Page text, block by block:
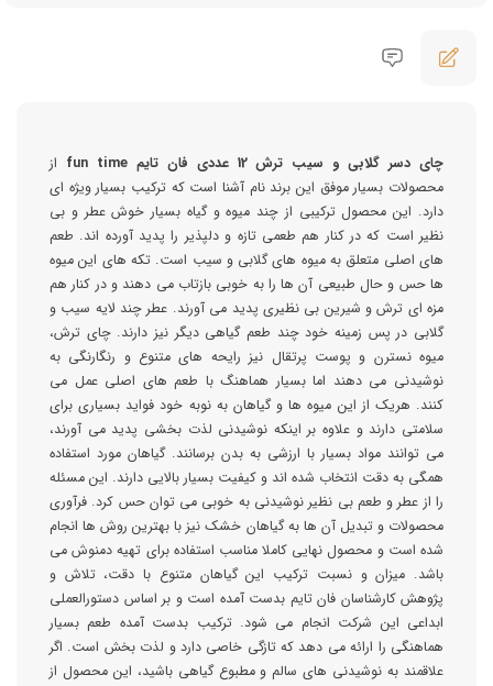
چای دسر گلابی و سیب ترش 12 عددی فان تایم fun time
از
محصولات بسیار موفق این برند نام آشنا است که ترکیب بسیار ویژه ای
دارد. این محصول ترکیبی از چند میوه و گیاه بسیار خوش عطر و بی
نظیر است که در کنار هم طعمی تازه و دلپذیر را پدید آورده اند. طعم
های اصلی متعلق به میوه های گلابی و سیب است. تکه های این میوه
ها حس و حال طبیعی آن ها را به خوبی بازتاب می دهند و در کنار هم
مزه ای ترش و شیرین بی نظیری پدید می آورند. عطر چند لایه سیب و
گلابی در پس زمینه خود چند طعم گیاهی دیگر نیز دارند. چای ترش،
میوه نسترن و پوست پرتقال نیز رایحه های متنوع و رنگارنگی به
نوشیدنی می دهند اما بسیار هماهنگ با طعم های اصلی عمل می
کنند. هریک از این میوه ها و گیاهان به نوبه خود فواید بسیاری برای
سلامتی دارند و علاوه بر اینکه نوشیدنی لذت بخشی پدید می آورند،
می توانند مواد بسیار با ارزشی به بدن برسانند. گیاهان مورد استفاده
همگی به دقت انتخاب شده اند و کیفیت بسیار بالایی دارند. این مسئله
را از عطر و طعم بی نظیر نوشیدنی به خوبی می توان حس کرد. فرآوری
محصولات و تبدیل آن ها به گیاهان خشک نیز با بهترین روش ها انجام
شده است و محصول نهایی کاملا مناسب استفاده برای تهیه دمنوش می
باشد. میزان و نسبت ترکیب این گیاهان متنوع با دقت، تلاش و
پژوهش کارشناسان فان تایم بدست آمده است و بر اساس دستورالعملی
ابداعی این شرکت انجام می شود. ترکیب بدست آمده طعم بسیار
هماهنگی را ارائه می دهد که تازگی خاصی دارد و لذت بخش است. اگر
علاقمند به نوشیدنی های سالم و مطبوع گیاهی باشید، این محصول از